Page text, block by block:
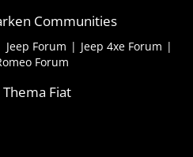
Communities
Jeep Forum
Jeep 4xe Forum
Forum
Fiat